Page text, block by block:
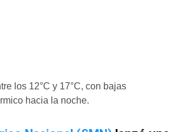
los 12°C y 17°C, con bajas
hacia la noche.